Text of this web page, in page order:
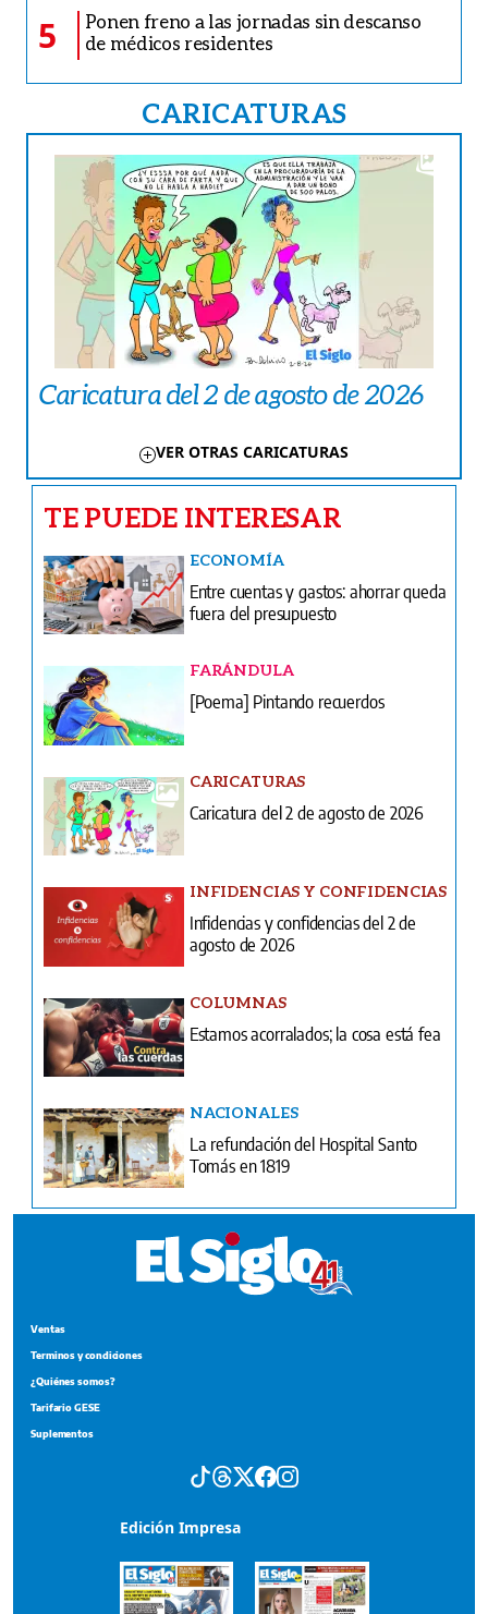
5
Ponen freno a las jornadas sin descanso
de médicos residentes
CARICATURAS
Caricatura del 2 de agosto de 2026
VER OTRAS CARICATURAS
TE PUEDE INTERESAR
ECONOMÍA
Entre cuentas y gastos: ahorrar queda
fuera del presupuesto
FARÁNDULA
[Poema] Pintando recuerdos
CARICATURAS
Caricatura del 2 de agosto de 2026
INFIDENCIAS Y CONFIDENCIAS
Infidencias y confidencias del 2 de
agosto de 2026
COLUMNAS
Estamos acorralados; la cosa está fea
NACIONALES
La refundación del Hospital Santo
Tomás en 1819
Ventas
Terminos y condiciones
¿Quiénes somos?
Tarifario GESE
Suplementos
Edición Impresa